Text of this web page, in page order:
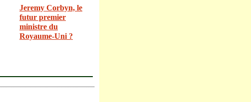
Jeremy Corbyn, le
futur premier
ministre du
Royaume-Uni ?